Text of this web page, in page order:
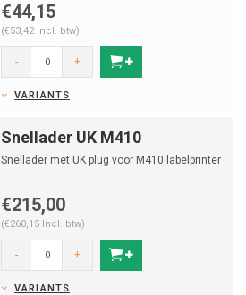
€44,15
(€53,42 Incl. btw)
- +
VARIANTS
Snellader UK M410
Snellader met UK plug voor M410 labelprinter
€215,00
(€260,15 Incl. btw)
- +
VARIANTS